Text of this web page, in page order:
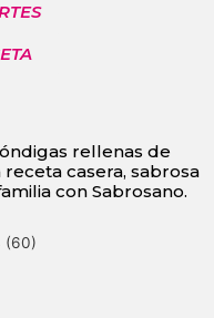
rellenas de
casera, sabrosa
con Sabrosano.
(60)